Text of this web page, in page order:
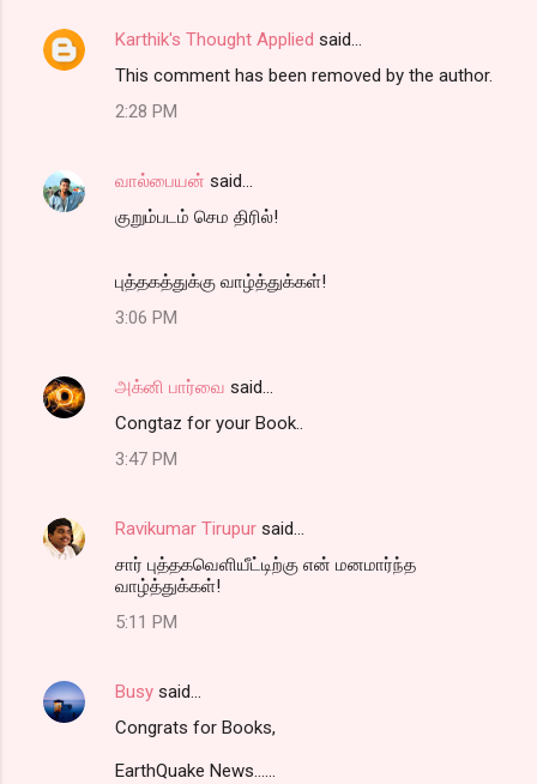
Karthik's Thought Applied said…
This comment has been removed by the author.
2:28 PM
வால்பையன் said…
குறும்படம் செம திரில்!
புத்தகத்துக்கு வாழ்த்துக்கள்!
3:06 PM
அக்னி பார்வை said…
Congtaz for your Book..
3:47 PM
Ravikumar Tirupur said…
சார் புத்தகவெளியீட்டிற்கு என் மனமார்ந்த
வாழ்த்துக்கள்!
5:11 PM
Busy said…
Congrats for Books,
EarthQuake News......